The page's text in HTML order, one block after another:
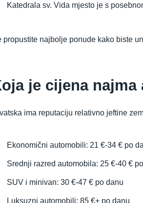
Katedrala sv. Vida mjesto je s
propustite najbolje ponude kako biste
je cijena
ima reputaciju relativno jeftine
Ekonomični automobili: 21 €-34 € po
Srednji razred automobila: 25 €-40 €
SUV i minivan: 30 €-47 € po danu
Luksuzni automobili: 85 €+ po danu